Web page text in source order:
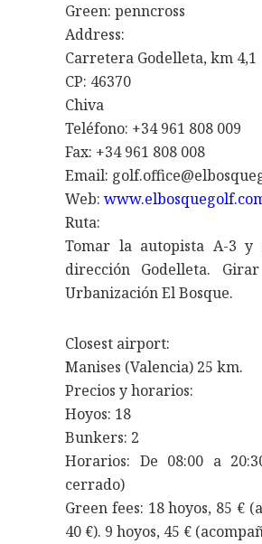
Green: penncross
Address:
Carretera Godelleta, km 4,1
CP: 46370
Chiva
Teléfono: +34 961 808 009
Fax: +34 961 808 008
Email:
Web:
Ruta:
Tomar la autopista A-3 y
dirección Godelleta.
Urbanización El Bosque.
Closest airport:
Manises (Valencia) 25 km.
Precios y horarios:
Hoyos: 18
Bunkers: 2
Horarios: De 08:00 a
cerrado)
Green fees: 18 hoyos, 85 €
40 €). 9 hoyos, 45 €